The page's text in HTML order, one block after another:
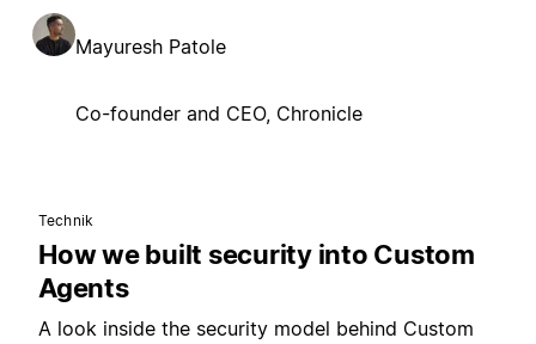
Mayuresh Patole
Co-founder and CEO, Chronicle
Technik
How we built security into Custom
Agents
A look inside the security model behind Custom